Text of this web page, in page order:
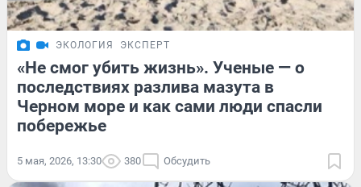
ЭКОЛОГИЯ ЭКСПЕРТ
«Не смог убить жизнь». Ученые — о
последствиях разлива мазута в
Черном море и как сами люди спасли
побережье
5 мая, 2026, 13:30 380 Обсудить